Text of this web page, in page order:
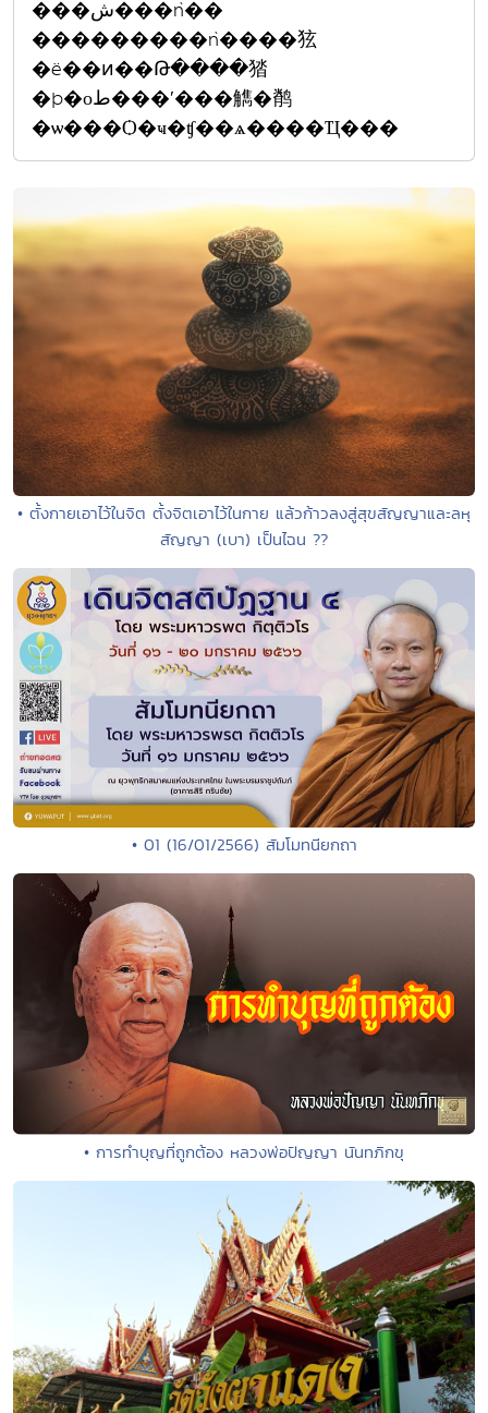
���ش���ǹ��
���������ǹ����㹡
�ë��ͷ��Թ����㹺
�þ�оط���ʹ���觹�鹡
�ѡ���Ѻ�ҹ�ʧ��ѧ����Ҵ���
• ตั้งกายเอาไว้ในจิต ตั้งจิตเอาไว้ในกาย แล้วก้าวลงสู่สุขสัญญาและลหุ
สัญญา (เบา) เป็นไฉน ??
• 01 (16/01/2566) สัมโมทนียกถา
• การทำบุญที่ถูกต้อง หลวงพ่อปัญญา นันทภิกขุ